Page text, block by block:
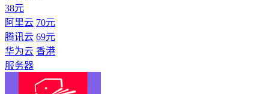
38元
阿里云 70元
腾讯云 69元
华为云 香港
服务器